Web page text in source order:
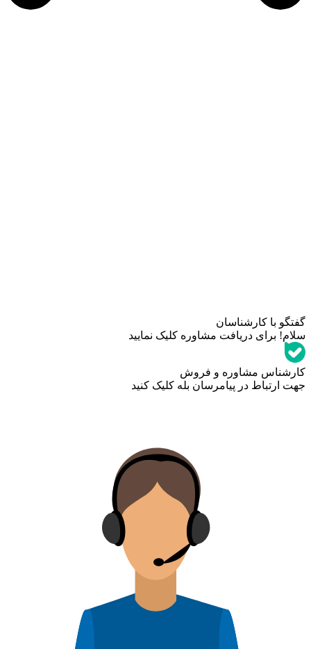
گفتگو با کارشناسان
سلام! برای دریافت مشاوره کلیک نمایید
کارشناس مشاوره و فروش
جهت ارتباط در پیامرسان بله کلیک کنید